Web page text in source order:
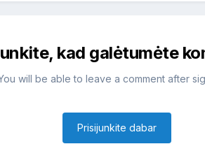
kad galėtumėte
will be able to leave a comment after
Prisijunkite dabar